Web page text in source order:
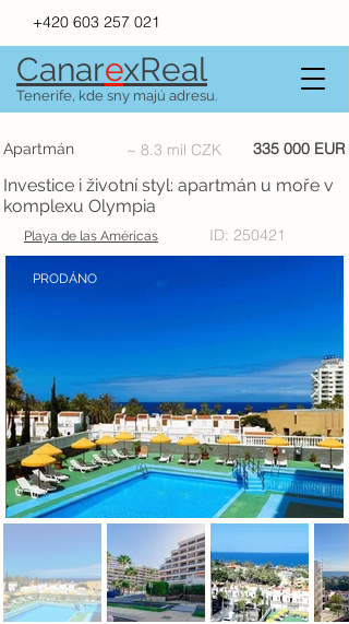
+420 603 257 021
CanarexReal
Tenerife, kde sny majú adresu.
Apartmán ~ 8.3 mil CZK 335 000 EUR
Investice i životní styl: apartmán u moře v
komplexu Olympia
Playa de las Américas ID: 250421
PRODÁNO